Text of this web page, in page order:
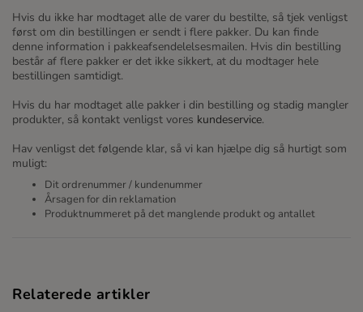
Hvis du ikke har modtaget alle de varer du bestilte, så tjek venligst
først om din bestillingen er sendt i flere pakker. Du kan finde
denne information i pakkeafsendelelsesmailen. Hvis din bestilling
består af flere pakker er det ikke sikkert, at du modtager hele
bestillingen samtidigt.
Hvis du har modtaget alle pakker i din bestilling og stadig mangler
produkter, så kontakt venligst vores kundeservice.
Hav venligst det følgende klar, så vi kan hjælpe dig så hurtigt som
muligt:
Dit ordrenummer / kundenummer
Årsagen for din reklamation
Produktnummeret på det manglende produkt og antallet
Relaterede artikler